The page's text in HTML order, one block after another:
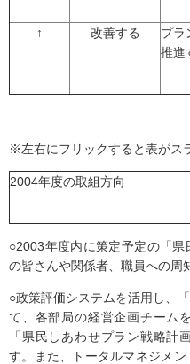
↑ 改善する
プラ
推進
※左右にフリックすると表がス
2004年度の取組方向
○2003年度内に策定予定の「
の皆さんや関係者、職員への周
○政策評価システムを活用し、
て、各部局の経営企画チーム
「県民しあわせプラン戦略計
す。また、トータルマネジメ